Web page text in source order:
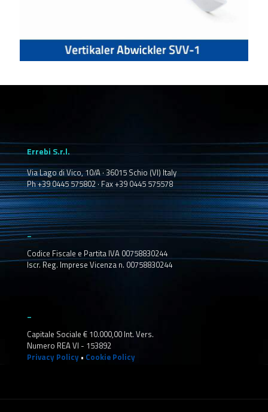
Errebi S.r.l.
Via Lago di Vico, 10/A · 36015 Schio (VI) Italy
Ph +39 0445 575802 · Fax +39 0445 575578
_
Codice Fiscale e Partita IVA 00758830244
Iscr. Reg. Imprese Vicenza n. 00758830244
Capitale Sociale € 10.000,00 Int. Vers.
Numero REA VI - 153892
Privacy Policy • Cookie Policy